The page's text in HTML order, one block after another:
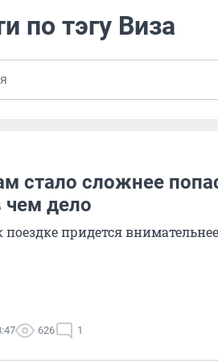
по тэгу Виза
стало сложнее
чем дело
поездке придется внимательнее
626 1